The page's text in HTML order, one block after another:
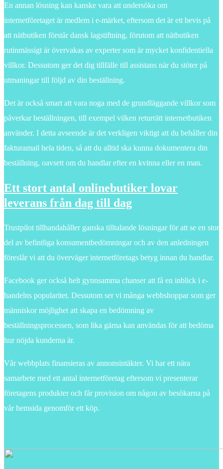
En annan lösning kan kanske vara att undersöka om
internetföretaget är medlem i e-märket, eftersom det är ett bevis på
att nätbutiken förstår dansk lagstiftning, förutom att nätbutiken
rutinmässigt är övervakas av experter som är mycket konfidentiella
villkor. Dessutom ger det dig tillfälle till assistans när du stöter på
utmaningar till följd av din beställning.
Det är också smart att vara noga med de grundläggande villkor som
påverkar beställningen, till exempel vilken returrätt internetbutiken
använder. I detta avseende är det verkligen viktigt att du behåller din
fakturamail hela tiden, så att du alltid ska kunna dokumentera din
beställning, oavsett om du handlar efter en kvinna eller en man.
Ett stort antal onlinebutiker lovar
leverans från dag till dag
Trustpilot tillhandahåller ganska tilltalande lösningar för att se en stor
del av befintliga konsumentbedömningar och av den anledningen
föreslår vi att du överväger internetföretags betyg innan du handlar.
Facebook ger också helt gynnsamma chanser att få en inblick i e-
handelns popularitet. Dessutom ser vi många webbshoppar som ger
människor möjlighet att skapa en bedömning av
beställningsprocessen, som lika gärna kan användas för att bedöma
hur nöjda kunderna är.
Vår webbplats finansieras av annonsintäkter. Vi har ett nära
samarbete med ett antal internetföretag eftersom vi presenterar
företagens produkter och får provision om någon av besökarna på
vår hemsida genomför ett köp.